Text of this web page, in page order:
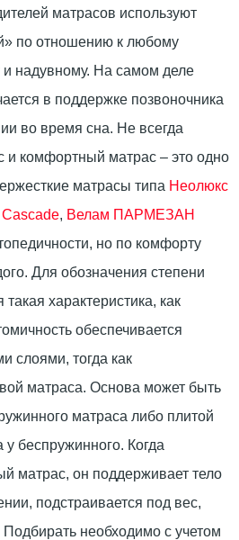
матрасов используют
по отношению к любому
и надувному. На самом деле
в поддержке позвоночника
во время сна. Не всегда
и комфортный матрас – это одно
матрасы типа Неолюкс
, Велам ПАРМЕЗАН
но по комфорту
Для обозначения степени
характеристика, как
обеспечивается
слоями, тогда как
матраса. Основа может быть
матраса либо плитой
у беспружинного. Когда
матрас, он поддерживает тело
подстраивается под вес,
Подбирать необходимо с учетом